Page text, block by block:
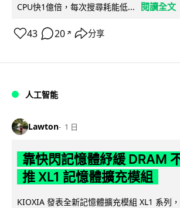
CPU快1億倍，每次搜尋耗能低...
閱讀全文
43 20 ↗ 分享
人工智能
Lawton 1 日
靠快閃記憶體紓緩 DRAM
推 XL1 記憶體擴充模組
KIOXIA 發表全新記憶體擴充模組 XL1 系列